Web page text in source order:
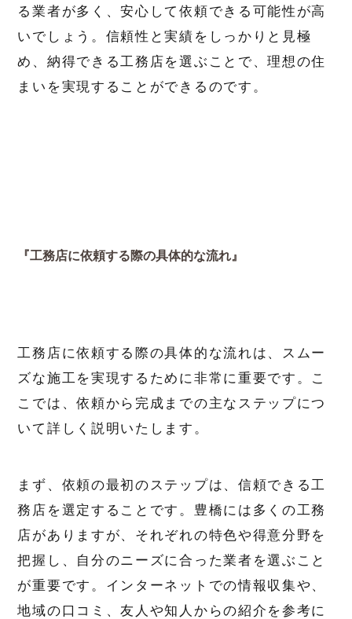
る業者が多く、安心して依頼できる可能性が高
いでしょう。信頼性と実績をしっかりと見極
め、納得できる工務店を選ぶことで、理想の住
まいを実現することができるのです。
『工務店に依頼する際の具体的な流れ』
工務店に依頼する際の具体的な流れは、スムー
ズな施工を実現するために非常に重要です。こ
こでは、依頼から完成までの主なステップにつ
いて詳しく説明いたします。
まず、依頼の最初のステップは、信頼できる工
務店を選定することです。豊橋には多くの工務
店がありますが、それぞれの特色や得意分野を
把握し、自分のニーズに合った業者を選ぶこと
が重要です。インターネットでの情報収集や、
地域の口コミ、友人や知人からの紹介を参考に